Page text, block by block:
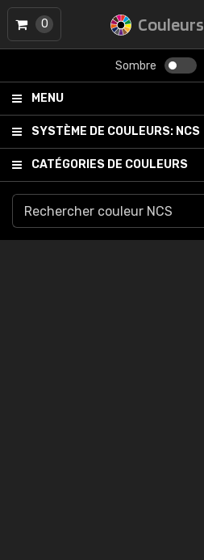
Couleurs
Sombre
MENU
SYSTÈME DE COULEURS: NCS
CATÉGORIES DE COULEURS
0